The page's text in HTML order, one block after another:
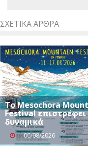
ΣΧΕΤΙΚΆ ΆΡΘΡΑ
Το Mesochora
Festival επιστρέφει
δυναμικά
06/08/2026